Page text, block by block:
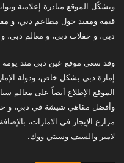
ويشكّل الموقع مبادرة إعلامية
قيمة ومفيد حول مطاعم دبي، و
دبي، و حفلات دبي، و معالم دبي،
وقد سعى موقع عين دبي منذ
إمارة دبي بشكل خاص، ودولة
الموقع الإطلاع أيضاً على معالم
وأفضل مقاهي شيشة في دبي، و
مزارع الإيجار في الامارات،
لامير والسيف وسيتي ووك.